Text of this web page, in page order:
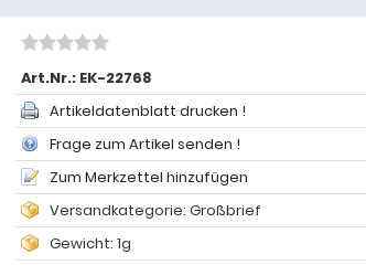
Art.Nr.: EK-22768
Artikeldatenblatt drucken !
Frage zum Artikel senden !
Zum Merkzettel hinzufügen
Versandkategorie: Großbrief
Gewicht: 1g